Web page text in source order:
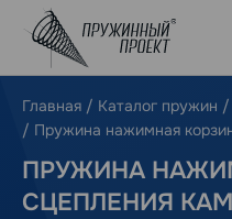
Главная / Каталог пружин /
/ Пружина нажимная
ПРУЖИНА
СЦЕПЛЕНИЯ